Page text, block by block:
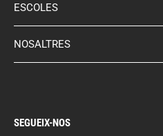
ESCOLES
NOSALTRES
SEGUEIX-NOS